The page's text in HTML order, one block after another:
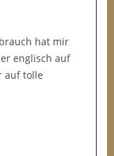
hat mir
englisch auf
auf tolle